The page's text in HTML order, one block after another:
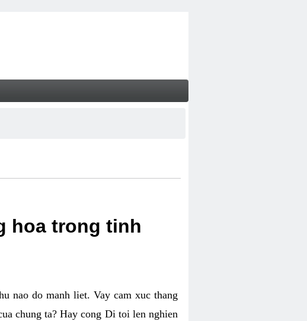
hoa trong tinh
nao do manh liet. Vay cam xuc thang
chung ta? Hay cong Di toi len nghien